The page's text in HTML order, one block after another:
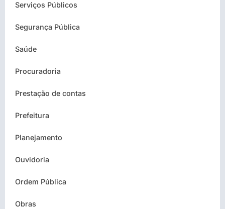
Serviços Públicos
Segurança Pública
Saúde
Procuradoria
Prestação de contas
Prefeitura
Planejamento
Ouvidoria
Ordem Pública
Obras